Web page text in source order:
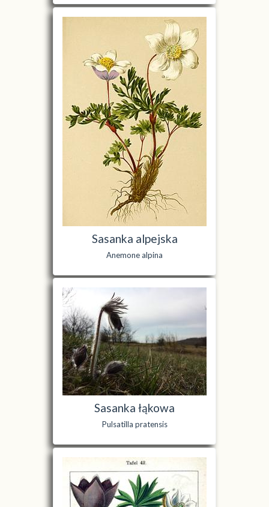
Sasanka alpejska
Anemone alpina
Sasanka łąkowa
Pulsatilla pratensis